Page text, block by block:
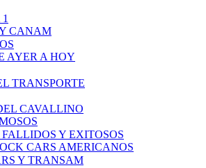
CANAM
AYER A HOY
TRANSPORTE
CAVALLINO
Y EXITOSOS
CARS AMERICANOS
Y TRANSAM